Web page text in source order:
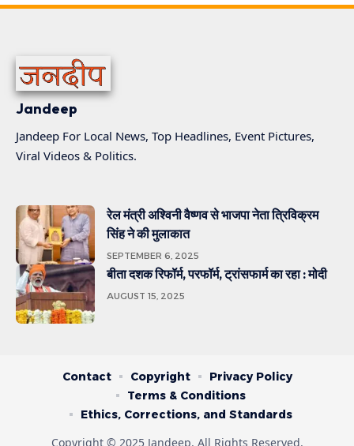
Jandeep
Jandeep For Local News, Top Headlines, Event Pictures,
Viral Videos & Politics.
रेल मंत्री अश्विनी वैष्णव से भाजपा नेता त्रिविक्रम
सिंह ने की मुलाकात
SEPTEMBER 6, 2025
बीता दशक रिफॉर्म, परफॉर्म, ट्रांसफार्म का रहा : मोदी
AUGUST 15, 2025
Copyright © 2025 Jandeep. All Rights Reserved.
Contact Copyright
Privacy Policy
Terms & Conditions
Ethics, Corrections, and Standards